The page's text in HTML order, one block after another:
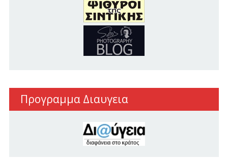
Προγραμμα Διαυγεια